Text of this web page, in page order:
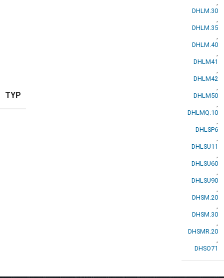
TYP
DHLM.30
DHLM.35
DHLM.40
DHLM41
DHLM42
DHLM50
DHLMQ.10
DHLSP6
DHLSU11
DHLSU60
DHLSU90
DHSM.20
DHSM.30
DHSMR.20
DHSO71